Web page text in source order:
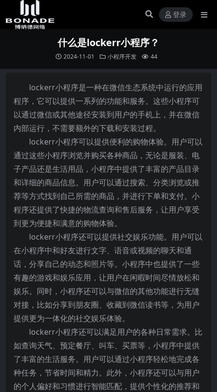
登录
什么是lockerr小程序？
2024-11-01 小程序开发 44
lockerr小程序是一种在微信生态系统中运行的应用
程序，它可以提供一系列的功能和服务。这些小程序可
以通过微信或其他途径安装到用户的手机上，并在微信
内部运行，不需要额外的下载和安装过程。
lockerr小程序可以提供便利的购物体验。用户可以
通过这些小程序浏览并购买各种商品，无论是服装、电
子产品还是生活用品，小程序中提供了丰富的产品目录
和详细的商品信息。用户可以通过搜索、分类浏览或推
荐等方式找到自己所需的商品，并进行下单和支付。小
程序还提供了快捷的物流查询和售后服务，让用户享受
到更为便捷和满意的购物体验。
lockerr小程序还可以提供社交娱乐功能。用户可以
在小程序中和好友进行文字、语音或视频的聊天和通
话，分享自己的动态和照片等。小程序中也提供了一些
有趣的游戏和娱乐应用，让用户在闲暇时间尽情放松和
娱乐。同时，小程序还可以与微信的其他功能进行无缝
对接，比如分享到朋友圈、收藏到微信读书等，为用户
提供更为一体化的社交娱乐体验。
lockerr小程序还可以满足用户的各种日常需求。比
如查询天气、预定餐厅、叫车、买票等，小程序中提供
了丰富的生活服务。用户可以通过小程序轻松地完成各
种任务，节省时间和精力。此外，小程序还可以与用户
的个人偏好和习惯进行智能匹配，提供个性化的推荐和